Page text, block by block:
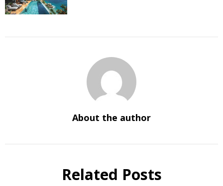
About the author
Related Posts